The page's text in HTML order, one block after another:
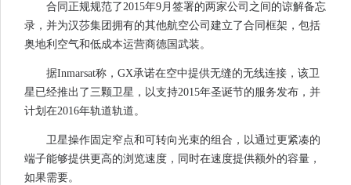
合同正规规范了2015年9月签署的两家公司之间的谅解备忘
录，并为汉莎集团拥有的其他航空公司建立了合同框架，包括
奥地利空气和低成本运营商德国武装。
据Inmarsat称，GX承诺在空中提供无缝的无线连接，该卫
星已经推出了三颗卫星，以支持2015年圣诞节的服务发布，并
计划在2016年轨道轨道。
卫星操作固定窄点和可转向光束的组合，以通过更紧凑的
端子能够提供更高的浏览速度，同时在速度提供额外的容量，
如果需要。